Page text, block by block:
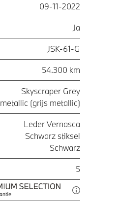
09-11-2022
Ja
JSK-61-G
54.300 km
Skyscraper Grey
metallic (grijs metallic)
Leder Vernasca
Schwarz stiksel
Schwarz
5